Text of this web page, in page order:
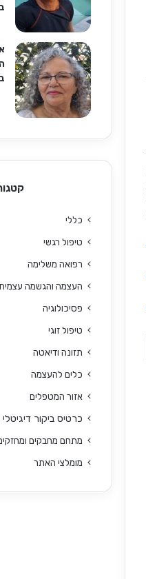
כללי
טיפול רגשי
רפואה משלימה
העצמה והגשמה
פסיכולוגיה
טיפול זוגי
תזונה ודיאטה
כלים להעצמה
אזור המטפלים
כרטיס ביקור דיגיטלי
מתחם מחבקים
מומלצי האתר